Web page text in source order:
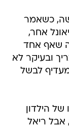
כשאמר
אחר,
שאף אחד
ובעיקר לא
מעדיף לבשל
של הילדון
אבל ריאל